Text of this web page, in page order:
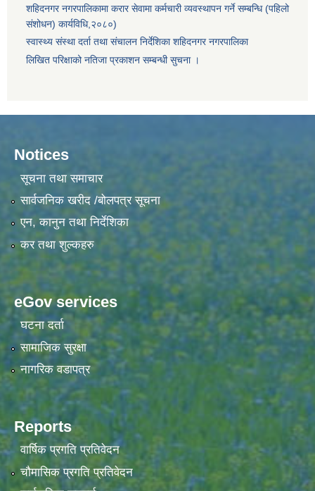
शहिदनगर नगरपालिकामा करार सेवामा कर्मचारी व्यवस्थापन गर्ने सम्बन्धि (पहिलो
संशोधन) कार्यविधि,२०८०)
स्वास्थ्य संस्था दर्ता तथा संचालन निर्देशिका शहिदनगर नगरपालिका
लिखित परिक्षाको नतिजा प्रकाशन सम्बन्धी सुचना ।
Notices
सूचना तथा समाचार
सार्वजनिक खरीद /बोलपत्र सूचना
एन, कानुन तथा निर्देशिका
कर तथा शुल्कहरु
eGov services
घटना दर्ता
सामाजिक सुरक्षा
नागरिक वडापत्र
Reports
वार्षिक प्रगति प्रतिवेदन
चौमासिक प्रगति प्रतिवेदन